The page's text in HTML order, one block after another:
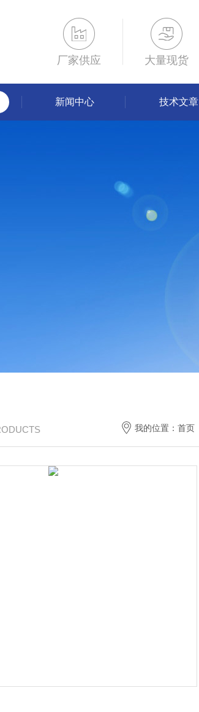
厂家供应 大量现货
新闻中心 技术文章
我的位置： 首页